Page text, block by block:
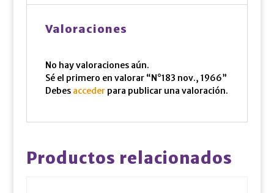
Valoraciones
No hay valoraciones aún.
Sé el primero en valorar “N°183 nov., 1966”
Debes accederpara publicar una valoración.
Productos relacionados